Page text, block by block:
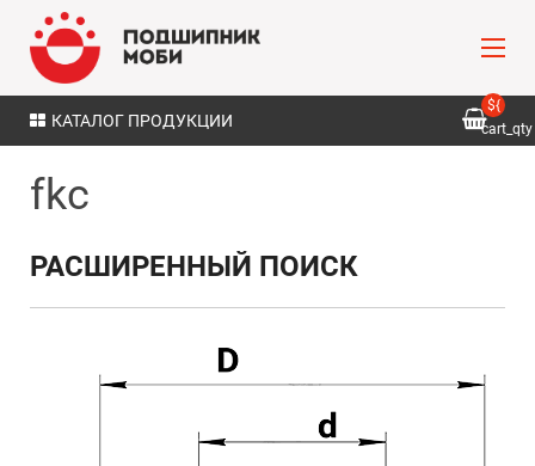
КАТАЛОГ ПРОДУКЦИИ
${
cart_qty
fkc
РАСШИРЕННЫЙ ПОИСК